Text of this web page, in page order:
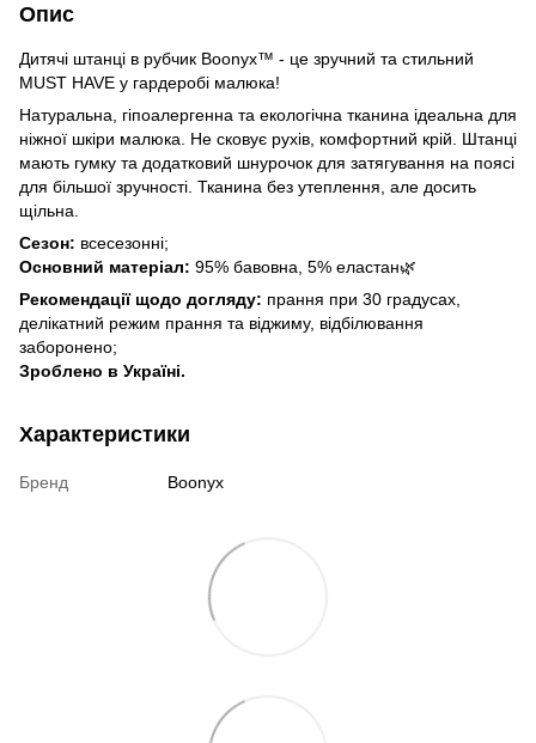
Опис
Дитячі штанці в рубчик Boonyx™ - це зручний та стильний
MUST HAVE у гардеробі малюка!
Натуральна, гіпоалергенна та екологічна тканина ідеальна для
ніжної шкіри малюка. Не сковує рухів, комфортний крій. Штанці
мають гумку та додатковий шнурочок для затягування на поясі
для більшої зручності. Тканина без утеплення, але досить
щільна.
Сезон: всесезонні;
Основний матеріал: 95% бавовна, 5% еластан🌿
Рекомендації щодо догляду: прання при 30 градусах,
делікатний режим прання та віджиму, відбілювання
заборонено;
Зроблено в Україні.
Характеристики
Бренд Boonyx